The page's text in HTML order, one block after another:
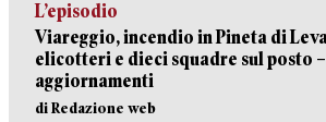
L’episodio
Viareggio, incendio in Pineta di
elicotteri e dieci squadre sul posto
aggiornamenti
di Redazione web